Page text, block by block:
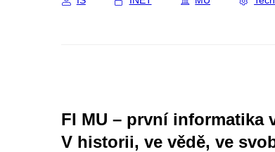
FI MU – první informatika
V historii, ve vědě, ve